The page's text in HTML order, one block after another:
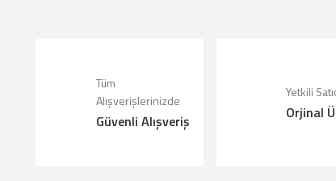
Ürün bilgilerinde hatalar bulunuyor.
Ürün fiyatı diğer sitelerden daha pahalı.
Tüm
Alışverişlerinizde
Güvenli Alışveriş
Yetkili
Orjinal